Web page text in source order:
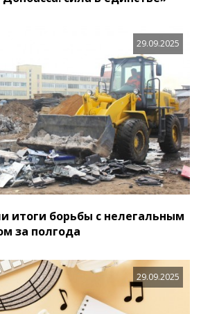
29.09.2025
итоги борьбы с нелегальным
за полгода
29.09.2025